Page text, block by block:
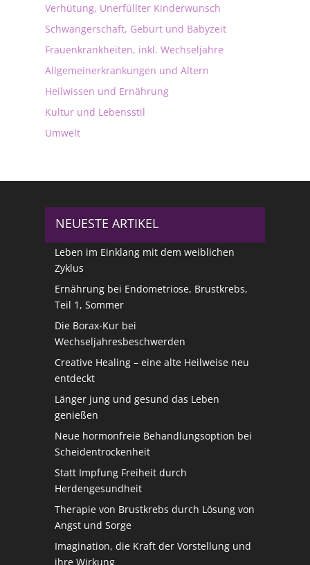
Verhütung, Unerfüllter Kinderwunsch
Schwangerschaft, Geburt und Babyzeit
Frauenkrankheiten, inkl. Wechseljahre
Allgemeinerkrankungen und Altern
Heilwissen und Ernährung
Kultur und Lebensstil
Umwelt
NEUESTE ARTIKEL
Leben im Einklang mit dem weiblichen
Zyklus
Ernährung bei Endometriose, Brustkrebs,
Teil 1, Sommer
Die Borax-Kur bei
Wechseljahresbeschwerden
Creative Healing – eine alte Heilweise neu
entdeckt
Länger jung und gesund das Leben
genießen
Neue hormonfreie Behandlungsoption bei
Scheidentrockenheit
Statt Impfung Freiheit durch
Herdengesundheit
Therapie von Brustkrebs durch Lösung von
Angst und Sorge
Imagination, die Kraft der Vorstellung und
ihre Wirkung